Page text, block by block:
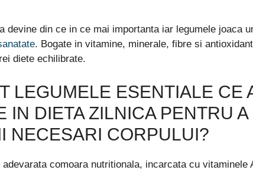
devine din ce in ce mai importanta iar legumele joaca
. Bogate in vitamine, minerale, fibre si
diete echilibrate.
LEGUMELE ESENTIALE CE
IN DIETA ZILNICA PENTRU
NECESARI CORPULUI?
adevarata comoara nutritionala, incarcata cu vitaminele